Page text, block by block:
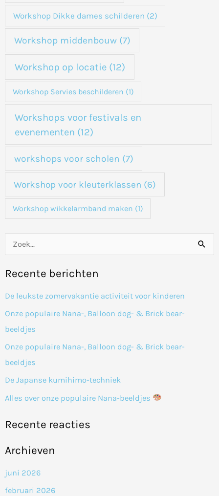
Workshop Dikke dames schilderen (2)
Workshop middenbouw(7)
Workshop op locatie(12)
Workshop Servies beschilderen (1)
Workshops voor festivals en
evenementen (12)
workshops voor scholen (7)
Workshop voor kleuterklassen (6)
Workshop wikkelarmband maken (1)
e
k
n
a
Recente berichten
De leukste zomervakantie activiteit voor kinderen
Onze populaire Nana-, Balloon dog- & Brick bear-
beeldjes
Onze populaire Nana-, Balloon dog- & Brick bear-
beeldjes
De Japanse kumihimo-techniek
Alles over onze populaire Nana-beeldjes
Recente reacties
Archieven
juni 2026
februari 2026